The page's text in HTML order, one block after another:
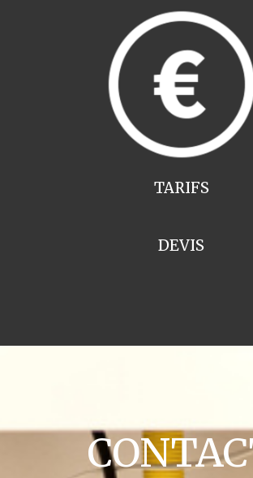
TARIFS
DEVIS